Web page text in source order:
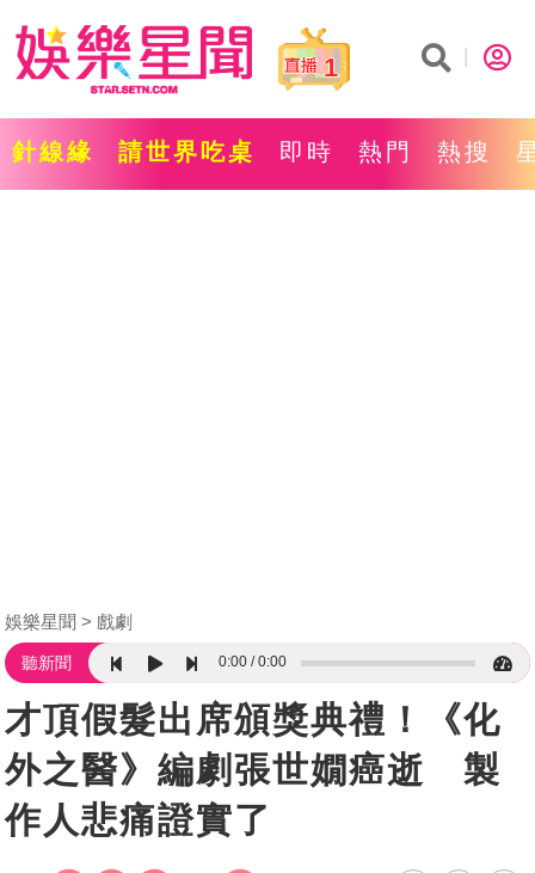
1
針線緣 請世界吃桌 即時 熱門 熱搜
娛樂星聞 戲劇
聽新聞 0:00 0:00
才頂假髮出席頒獎典禮！《化
外之醫》編劇張世嫺癌逝 製
作人悲痛證實了